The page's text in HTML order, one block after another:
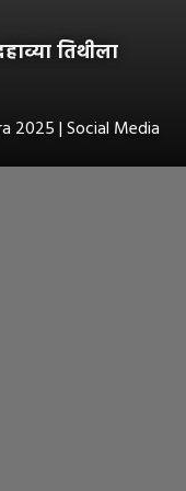
तिथीला
2025 | Social Media